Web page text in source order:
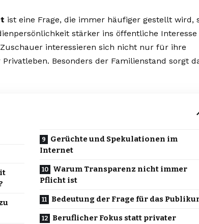
ist eine Frage, die immer häufiger gestellt wird,
stärker ins öffentliche Interesse
interessieren sich nicht nur für ihre
Besonders der Familienstand sorgt
Gerüchte und Spekulationen im
Internet
Warum Transparenz nicht immer
Pflicht ist
Bedeutung der Frage für das
Beruflicher Fokus statt privater